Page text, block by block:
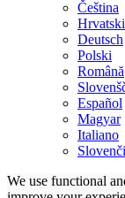
Čeština
Hrvatski
Deutsch
Polski
Română
Español
Magyar
Italiano
We use functional